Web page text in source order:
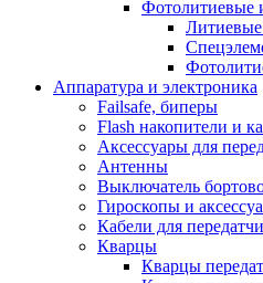
Фотолитиевые
Аппаратура и электроника
Failsafe, биперы
Flash накопители и
Аксессуары для
Антенны
Выключатель
Гироскопы и
Кабели для
Кварцы
Кварцы